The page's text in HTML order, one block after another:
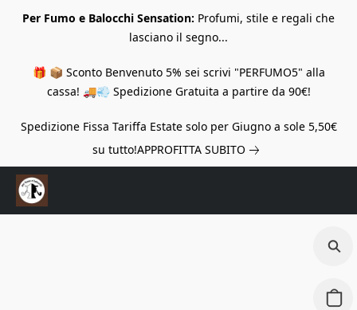
Per Fumo e Balocchi Sensation: Profumi, stile e regali che
lasciano il segno...
🎁 📦 Sconto Benvenuto 5% sei scrivi "PERFUMO5" alla
cassa! 🚚💨 Spedizione Gratuita a partire da 90€!
Spedizione Fissa Tariffa Estate solo per Giugno a sole 5,50€
su tutto!APPROFITTA SUBITO